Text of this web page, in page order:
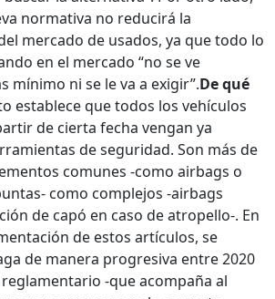
normativa no reducirá la
mercado de usados, ya que todo lo
en el mercado “no se ve
mínimo ni se le va a exigir”.De qué
establece que todos los vehículos
de cierta fecha vengan ya
de seguridad. Son más de
comunes -como airbags o
como complejos -airbags
de capó en caso de atropello-. En
de estos artículos, se
de manera progresiva entre 2020
-que acompaña al